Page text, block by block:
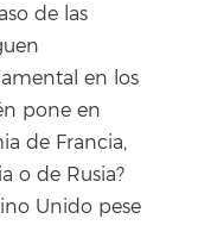
de las
en los
pone en
de Francia,
o de Rusia?
Unido pese